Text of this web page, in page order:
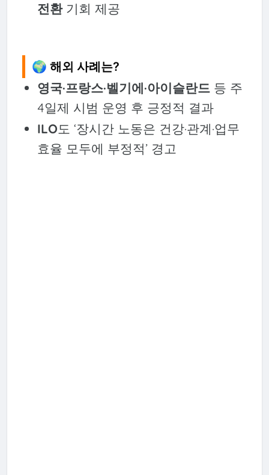
전환기회 제공
🌍 해외 사례는?
영국·프랑스·벨기에·아이슬란드등 주
4일제 시범 운영 후 긍정적 결과
ILO도 ‘장시간 노동은 건강·관계·업무
효율 모두에 부정적’ 경고